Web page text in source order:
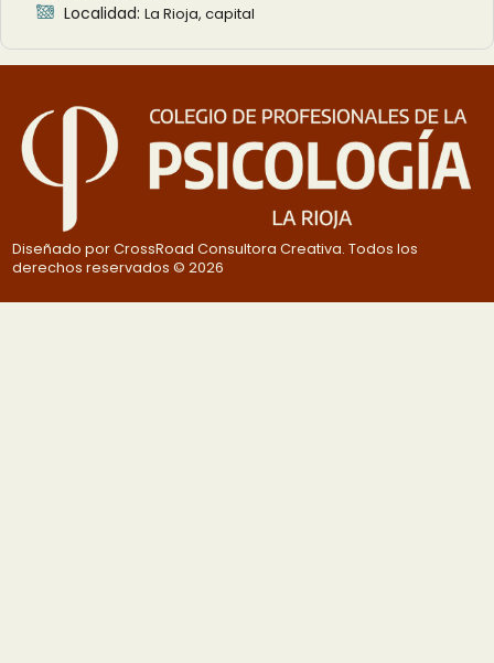
Localidad:La Rioja, capital
Diseñado por CrossRoad Consultora Creativa. Todos los
derechos reservados © 2026